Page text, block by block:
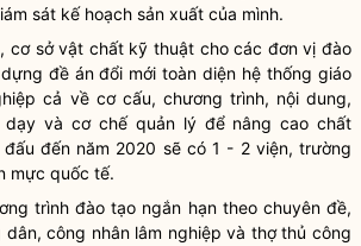
sát kế hoạch sản xuất của mình.
cơ sở vật chất kỹ thuật cho các đơn vị đào
đề án đổi mới toàn diện hệ thống giáo
cả về cơ cấu, chương trình, nội dung,
dạy và cơ chế quản lý để nâng cao chất
đến năm 2020 sẽ có 1 - 2 viện, trường
mực quốc tế.
trình đào tạo ngắn hạn theo chuyên đề,
công nhân lâm nghiệp và thợ thủ công